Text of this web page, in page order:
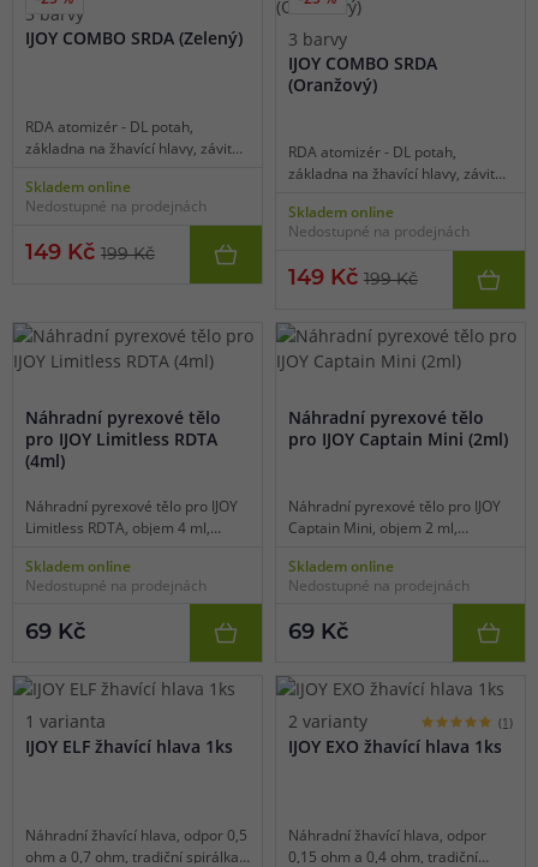
3 barvy
IJOY COMBO SRDA (Zelený)
RDA atomizér - DL potah,
základna na žhavící hlavy, závit
boční airflow, kompaktní
rozměry, BF pin pro squonky,
propojení DIY + hlavy.
Skladem online
Nedostupné na prodejnách
149 Kč 199 Kč
3 barvy
IJOY COMBO SRDA
(Oranžový)
RDA atomizér - DL potah,
základna na žhavící hlavy, závit
boční airflow, kompaktní
rozměry, BF pin pro squonky,
propojení DIY + hlavy.
Skladem online
Nedostupné na prodejnách
149 Kč 199 Kč
Náhradní pyrexové tělo
pro IJOY Limitless RDTA
(4ml)
Náhradní pyrexové tělo pro IJOY
Limitless RDTA, objem 4 ml,
Skladem online
Nedostupné na prodejnách
69 Kč
Náhradní pyrexové tělo
pro IJOY Captain Mini (2ml)
Náhradní pyrexové tělo pro IJOY
Captain Mini, objem 2 ml,
Skladem online
Nedostupné na prodejnách
69 Kč
1 varianta
IJOY ELF žhavící hlava 1ks
Náhradní žhavící hlava, odpor 0,5
ohm a 0,7 ohm, tradiční spirálka,
2 varianty (1)
IJOY EXO žhavící hlava 1ks
Náhradní žhavící hlava, odpor
0,15 ohm a 0,4 ohm, tradiční